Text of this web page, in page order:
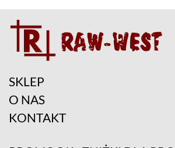
SKLEP
O NAS
KONTAKT